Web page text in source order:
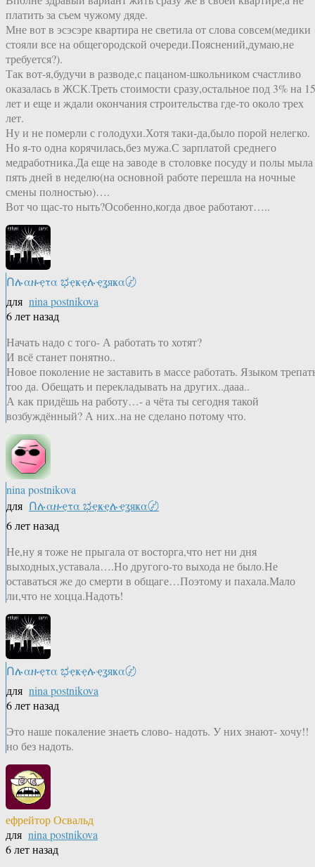
платить за съем чужому дяде.
Мне вот в эсэсэре квартира не светила от слова совсем(медики
стояли все на общегородской очереди.Пояснений,думаю,не
требуется?).
Так вот-я,будучи в разводе,с пацаном-школьником счастливо
оказалась в ЖСК.Треть стоимости сразу,остальное под 3% на 15
лет и еще и ждали окончания строительства где-то около трех
лет.
Ну и не померли с голодухи.Хотя таки-да,было порой нелегко.
Но я-то одна корячилась,без мужа.С зарплатой среднего
медработника.Да еще на заводе в столовке посуду и полы мыла
пять дней в неделю(на основной работе перешла на ночные
смены полностью)….
Вот чо щас-то ныть?Особенно,когда двое работают…..
Ոሉαዙҿτα ಭҿҝҿሉҿʓяҝα〄
для nina postnikova
6 лет назад
Начать надо с того- А работать то хотят?
И всё станет понятно..
Новое поколение не заставить в массе работать. Языком
тоо да. Обещать и перекладывать на других..дааа..
А как придёшь на работу…- а чёта ты сегодня такой
возбуждённый? А них..на не сделано потому что.
nina postnikova
для Ոሉαዙҿτα ಭҿҝҿሉҿʓяҝα〄
6 лет назад
Не,ну я тоже не прыгала от восторга,что нет ни дня
выходных,уставала….Но другого-то выхода не было.Не
оставаться же до смерти в общаге…Поэтому и пахала.Мало
ли,что не хоцца.Надоть!
Ոሉαዙҿτα ಭҿҝҿሉҿʓяҝα〄
для nina postnikova
6 лет назад
Это наше покаление знаеть слово- надоть. У них знают- хочу!!
но без надоть.
ефрейтор Освальд
для nina postnikova
6 лет назад